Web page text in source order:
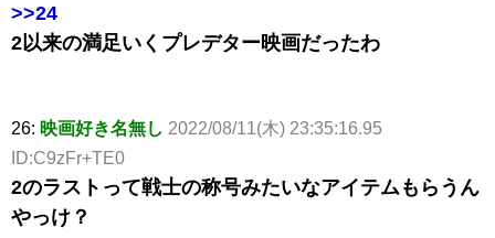
>>24
2以来の満足いくプレデター映画だったわ
26: 映画好き名無し 2022/08/11(木) 23:35:16.95
ID:C9zFr+TE0
2のラストって戦士の称号みたいなアイテムもらうん
やっけ？